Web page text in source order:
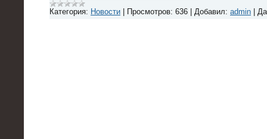
Категория: Новости Просмотров: 636 Добавил: admin